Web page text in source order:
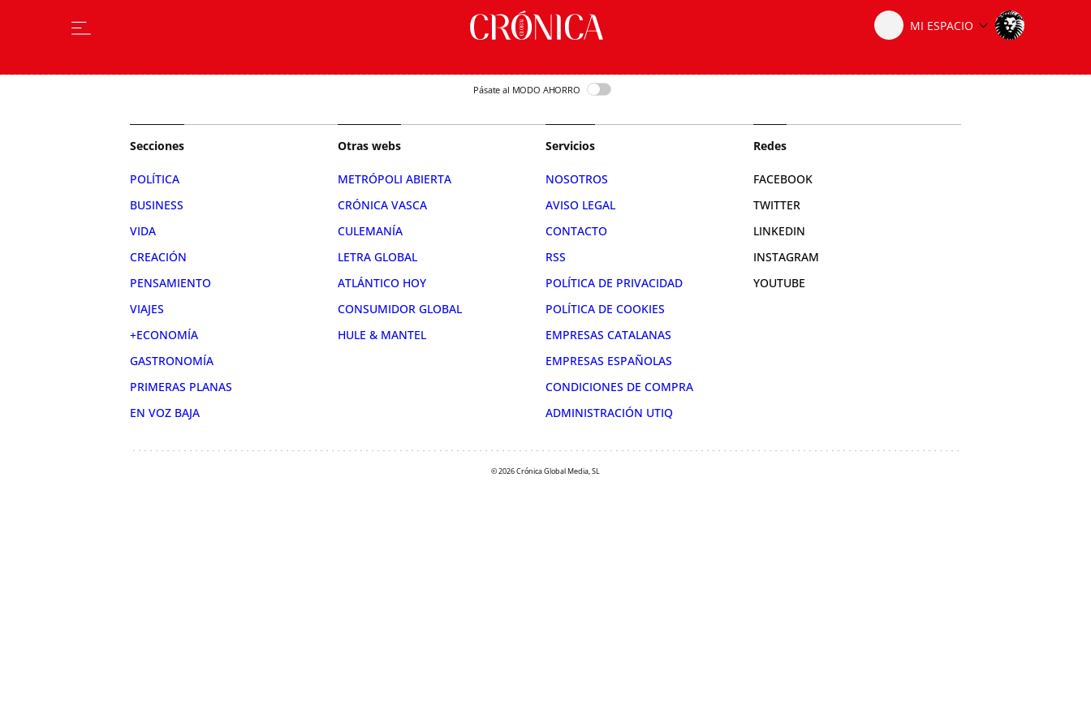
Pásate al MODO AHORRO
Secciones
POLÍTICA
BUSINESS
VIDA
CREACIÓN
PENSAMIENTO
VIAJES
+ECONOMÍA
GASTRONOMÍA
PRIMERAS PLANAS
EN VOZ BAJA
Otras webs
METRÓPOLI ABIERTA
CRÓNICA VASCA
CULEMANÍA
LETRA GLOBAL
ATLÁNTICO HOY
CONSUMIDOR GLOBAL
HULE & MANTEL
Servicios
NOSOTROS
AVISO LEGAL
CONTACTO
RSS
POLÍTICA DE PRIVACIDAD
POLÍTICA DE COOKIES
EMPRESAS CATALANAS
EMPRESAS ESPAÑOLAS
CONDICIONES DE COMPRA
ADMINISTRACIÓN UTIQ
Redes
FACEBOOK
TWITTER
LINKEDIN
INSTAGRAM
YOUTUBE
© 2026 Crónica Global Media, SL